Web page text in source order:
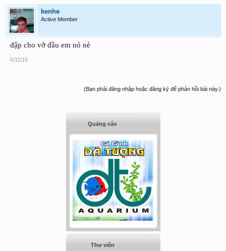
kenhe
Active Member
đập cho vỡ đầu em nó nè
6/11/15
(Bạn phải đăng nhập hoặc đăng ký để phản hồi bài này.)
Quảng cáo
Thư viện